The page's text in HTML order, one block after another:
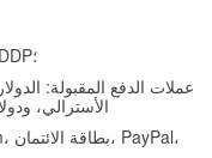
شروط التسليم المقبولة: FOB، CIF، EXW، DDP؛
عملات الدفع المقبولة:
الأسترالي،